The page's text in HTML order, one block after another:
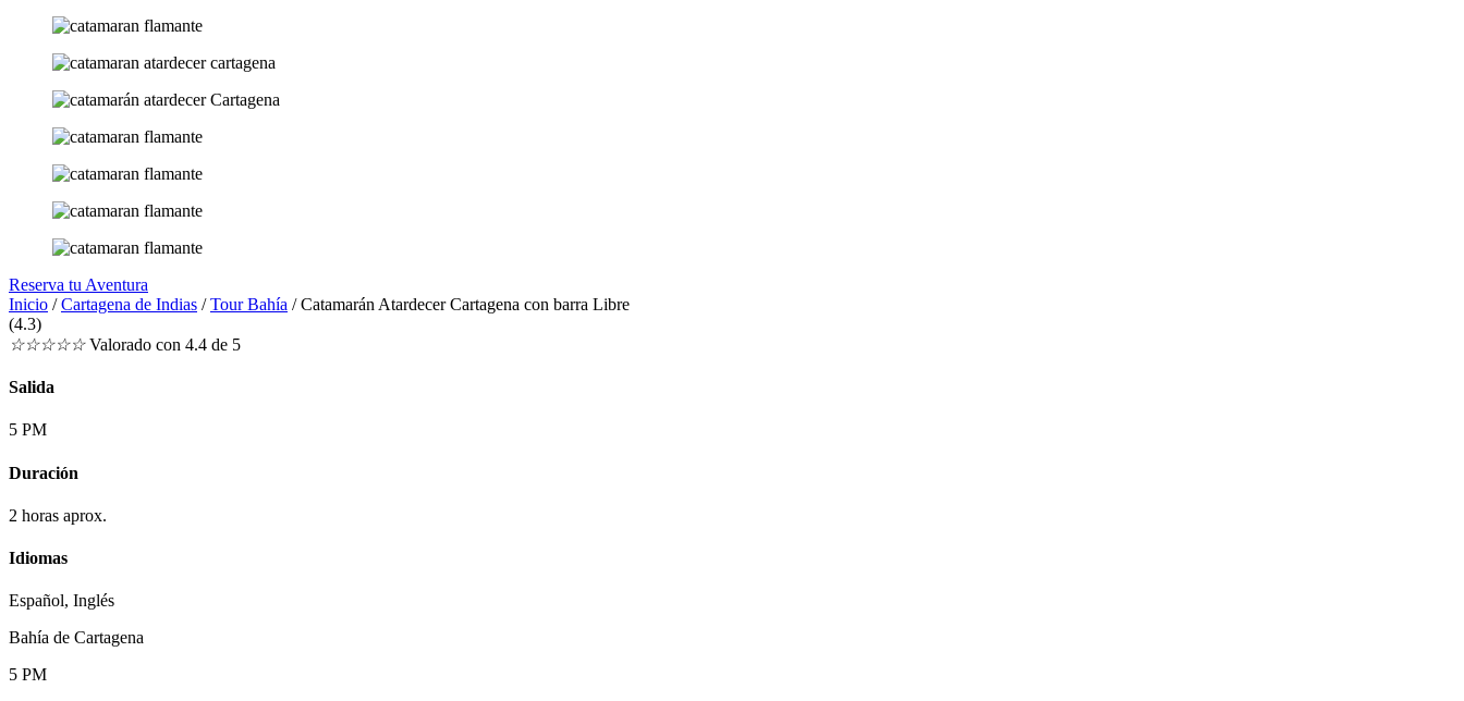
Reserva tu Aventura
Inicio /Cartagena de Indias /Tour Bahía / Catamarán Atardecer Cartagena con barra Libre
(4.3)
☆☆☆☆☆ Valorado con 4.4 de 5
Salida
5 PM
Duración
2 horas aprox.
Idiomas
Español, Inglés
Bahía de Cartagena
5 PM